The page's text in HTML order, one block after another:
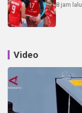
8 jam lalu
Video